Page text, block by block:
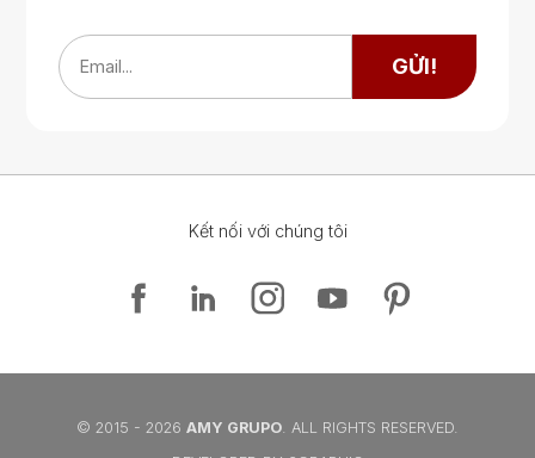
Email... GỬI!
Kết nối với chúng tôi
© 2015 - 2026 AMY GRUPO . ALL RIGHTS RESERVED.